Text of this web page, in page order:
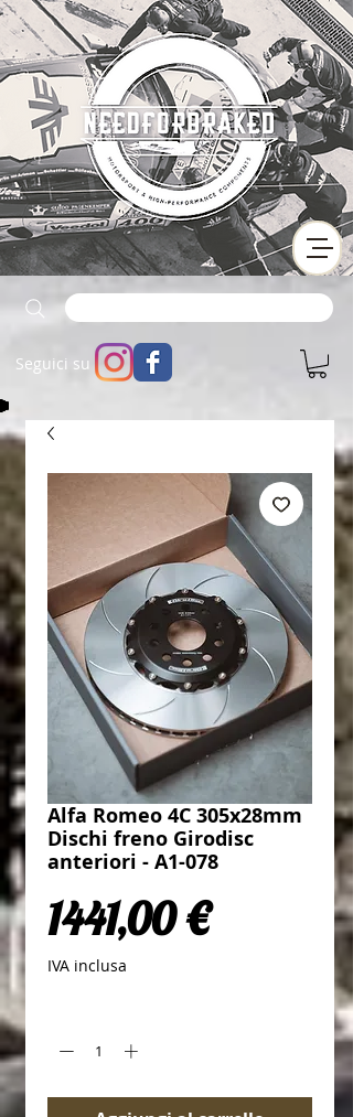
Seguici su
Alfa Romeo 4C 305x28mm
Dischi freno Girodisc
anteriori - A1-078
1441,00 €Prezzo
IVA inclusa